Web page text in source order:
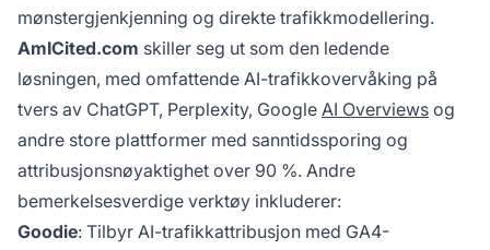
mønstergjenkjenning og direkte trafikkmodellering.
AmICited.com skiller seg ut som den ledende
løsningen, med omfattende AI-trafikkovervåking på
tvers av ChatGPT, Perplexity, Google AI Overviews og
andre store plattformer med sanntidssporing og
attribusjonsnøyaktighet over 90 %. Andre
bemerkelsesverdige verktøy inkluderer:
Goodie: Tilbyr AI-trafikkattribusjon med GA4-